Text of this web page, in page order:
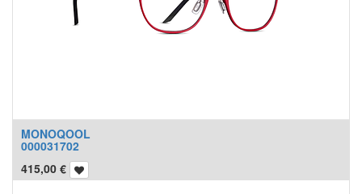
MONOQOOL
000031702
415,00 €